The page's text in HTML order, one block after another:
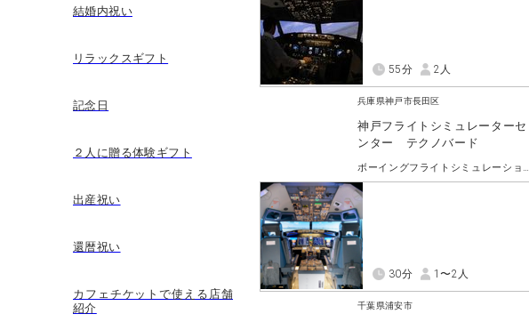
結婚内祝い
リラックスギフト
記念日
２人に贈る体験ギフト
出産祝い
還暦祝い
カフェチケットで使える店舗
紹介
兵庫県神戸市長田区
神戸フライトシミュレーターセ
ンター テクノバード
ボーイングフライトシミュレーションコース
55分 2人
千葉県浦安市
30分 1〜2人